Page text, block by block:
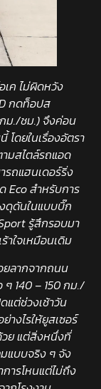
เค ไม่ผิดหวัง
กดท็อปส
กม./ชม.) จึงค่อน
โดยในเรื่องอัตรา
มสไตล์รถแอด
รถแฮนเดอร์ริ่ง
Eco สำหรับการ
ดุดันในแบบบิ๊ก
รู้สึกรอบมา
ใจเหมือนเดิม
ยลากจากถนน
140 – 150 กม./
แต่ช่วงเช้าวัน
างไรให้ยูสเซอร์
วย แต่สิ่งหนึ่งที่
แบบจริง ๆ จัง
ารโหนแต่ไม่ถึง